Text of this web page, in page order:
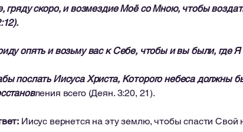
гряду скоро, и возмездие Моё со Мною, чтобы
опять и возьму вас к Себе, чтобы и вы были, где
послать Иисуса Христа, Которого небеса должны
ления всего (Деян. 3:20, 21).
Иисус вернется на эту землю, чтобы спасти